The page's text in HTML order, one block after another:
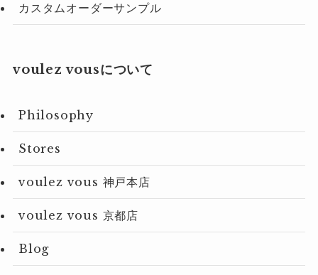
カスタムオーダーサンプル
voulez vousについて
Philosophy
Stores
voulez vous 神戸本店
voulez vous 京都店
Blog